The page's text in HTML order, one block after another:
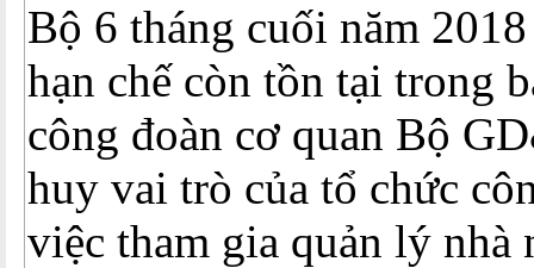
Bộ 6 tháng cuối năm
hạn chế còn tồn tại trong
công đoàn cơ quan Bộ
huy vai trò của tổ chức
việc tham gia quản lý nhà